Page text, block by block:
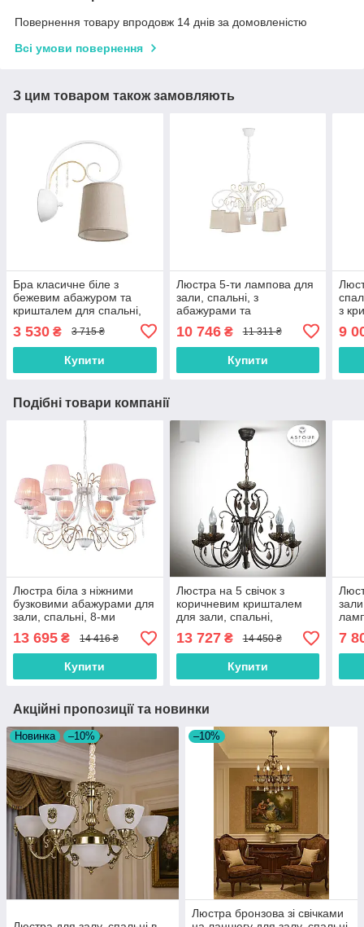
Повернення товару впродовж 14 днів за домовленістю
Всі умови повернення
З цим товаром також замовляють
Бра класичне біле з
бежевим абажуром та
кришталем для спальні,
3 530 ₴ 3 715 ₴
Купити
Люстра 5-ти лампова для
зали, спальні, з
абажурами та
висюльками
10 746₴ 11 311 ₴
Купити
з
9
Подібні товари компанії
Люстра біла з ніжними
бузковими абажурами для
зали, спальні, 8-ми
лампова
13 695 ₴ 14 416 ₴
Купити
Люстра на 5 свічок з
коричневим кришталем
для зали, спальні,
кабінету
13 727₴ 14 450 ₴
Купити
7
Акційні пропозиції та новинки
Новинка –10% –10%
Люстра бронзова зі свічками